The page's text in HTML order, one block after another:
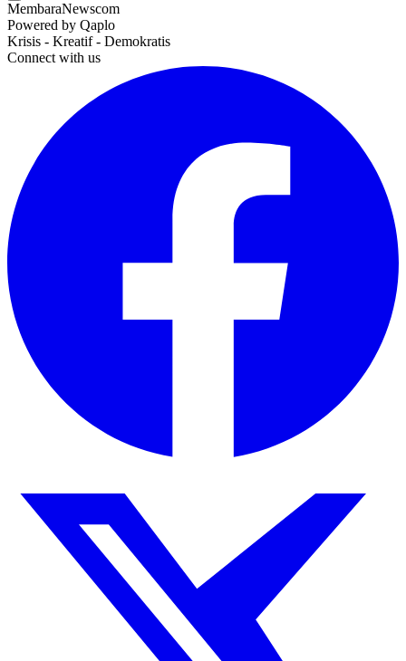
MembaraNewscom
Powered by Qaplo
Krisis - Kreatif - Demokratis
Connect with us